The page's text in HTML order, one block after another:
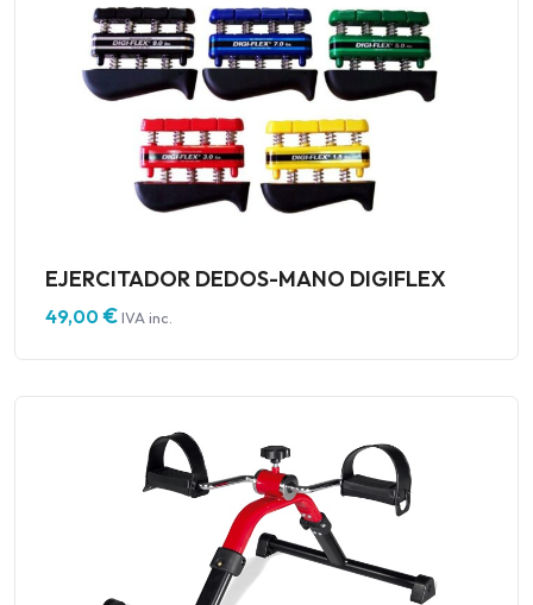
EJERCITADOR DEDOS-MANO DIGIFLEX
49,00€IVA inc.